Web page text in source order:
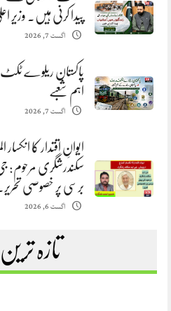
پیدا کرنی ہیں. وزیر
اگست 7, 2026
پاکستان ریلوے
اہم شعبے
اگست 7, 2026
ایوانِ اقتدار کا
سکندرشگری مرحوم:
برسی پر خصوصی
اگست 6, 2026
تازہ ترین